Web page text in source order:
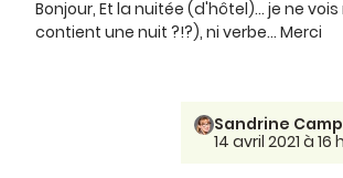
Bonjour, Et la nuitée (d'hôtel)... je ne
contient une nuit ?!?), ni verbe... Merci
Sandrine
14 avril 2021 à 16